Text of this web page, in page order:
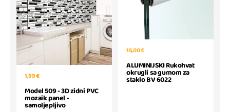
1,99 €
Model 509 - 3D zidni PVC
mozaik panel -
samoljepljivo
15,00 €
ALUMINIJSKI Rukohvat
okrugli sa gumom za
staklo BV 6022